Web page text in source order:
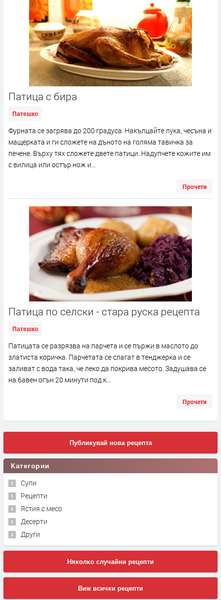
Патица с бира
Патешко
Фурната се загрява до 200 градуса. Накълцайте лука, чесъна и
мащерката и ги сложете на дъното на голяма тавичка за
печене. Върху тях сложете двете патици. Надупчете кожите им
с вилица или остър нож и...
Прочети
Патица по селски - стара руска рецепта
Патешко
Патицата се разрязва на парчета и се пържи в маслото до
златиста коричка. Парчетата се слагат в тенджерка и се
заливат с вода така, че леко да покрива месото. Задушава се
на бавен огън 20 минути под к...
Прочети
Публикувай нова рецепта
Категории
Супи
Рецепти
Ястия с месо
Десерти
Други
Няколко случайни рецепти
Виж всички рецепти